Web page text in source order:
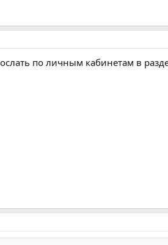
по личным кабинетам в